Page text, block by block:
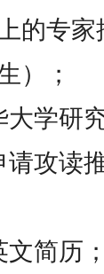
的专
）；
大学研
请攻读
文简历；